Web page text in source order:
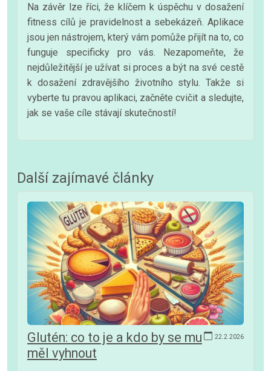
Na závěr lze říci, že klíčem k úspěchu v dosažení
fitness cílů je pravidelnost a sebekázeň. Aplikace
jsou jen nástrojem, který vám pomůže přijít na to, co
funguje specificky pro vás. Nezapomeňte, že
nejdůležitější je užívat si proces a být na své cestě
k dosažení zdravějšího životního stylu. Takže si
vyberte tu pravou aplikaci, začněte cvičit a sledujte,
jak se vaše cíle stávají skutečností!
Další zajímavé články
22.2.2026
Glutén: co to je a kdo by se mu
měl vyhnout